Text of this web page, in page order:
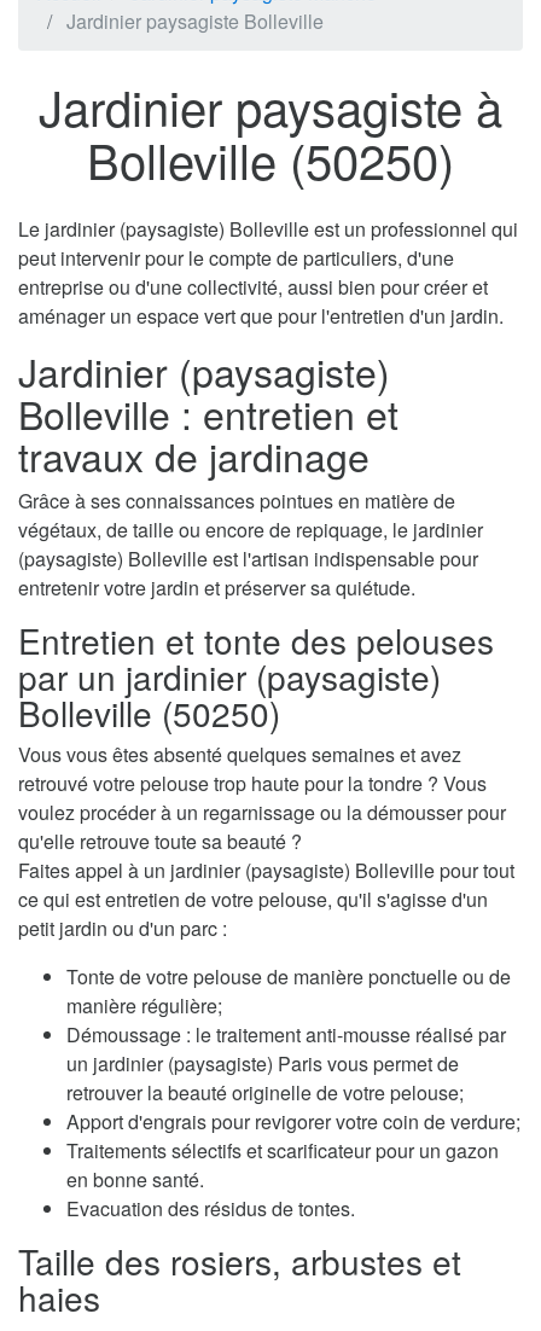
Jardinier paysagiste Bolleville
Jardinier paysagiste à
Bolleville (50250)
Le jardinier (paysagiste) Bolleville est un professionnel qui
peut intervenir pour le compte de particuliers, d'une
entreprise ou d'une collectivité, aussi bien pour créer et
aménager un espace vert que pour l'entretien d'un jardin.
Jardinier (paysagiste)
Bolleville : entretien et
travaux de jardinage
Grâce à ses connaissances pointues en matière de
végétaux, de taille ou encore de repiquage, le jardinier
(paysagiste) Bolleville est l'artisan indispensable pour
entretenir votre jardin et préserver sa quiétude.
Entretien et tonte des pelouses
par un jardinier (paysagiste)
Bolleville (50250)
Vous vous êtes absenté quelques semaines et avez
retrouvé votre pelouse trop haute pour la tondre ? Vous
voulez procéder à un regarnissage ou la démousser pour
qu'elle retrouve toute sa beauté ?
Faites appel à un jardinier (paysagiste) Bolleville pour tout
ce qui est entretien de votre pelouse, qu'il s'agisse d'un
petit jardin ou d'un parc :
Tonte de votre pelouse de manière ponctuelle ou de
manière régulière;
Démoussage : le traitement anti-mousse réalisé par
un jardinier (paysagiste) Paris vous permet de
retrouver la beauté originelle de votre pelouse;
Apport d'engrais pour revigorer votre coin de verdure;
Traitements sélectifs et scarificateur pour un gazon
en bonne santé.
Evacuation des résidus de tontes.
Taille des rosiers, arbustes et
haies